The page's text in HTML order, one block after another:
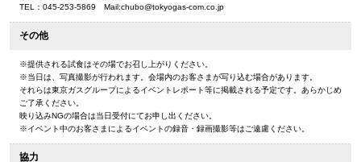
TEL：045-253-5869 Mail:chubo@tokyogas-com.co.jp
その他
※提供される試食はその場でお召し上がりください。
※当日は、写真撮影が行われます。会場内のお客さまが写り込む場合があります。
それらは東京ガスグループによるイベントレポート等に掲載される予定です。あらかじめ
ご了承ください。
映り込みNGの場合は当日受付にてお申し出ください。
※イベント中のお客さまによるイベントの録音・録画撮影等はご遠慮ください。
協力